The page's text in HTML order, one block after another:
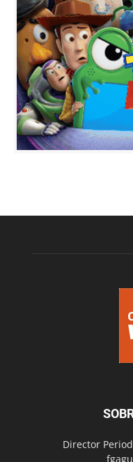
Director